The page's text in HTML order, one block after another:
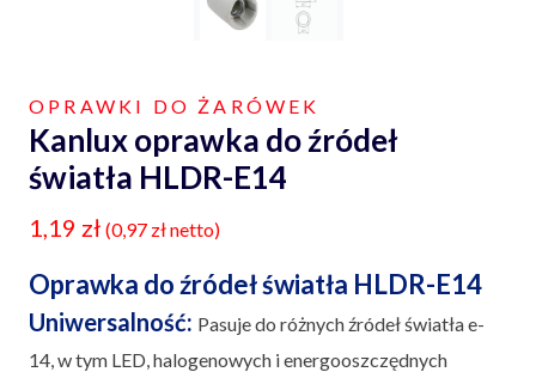
OPRAWKI DO ŻARÓWEK
Kanlux oprawka do źródeł
światła HLDR-E14
1,19 zł (0,97 złnetto)
Oprawka do źródeł światła HLDR-E14
Uniwersalność: Pasuje do różnych źródeł światła e-
14, w tym LED, halogenowych i energooszczędnych